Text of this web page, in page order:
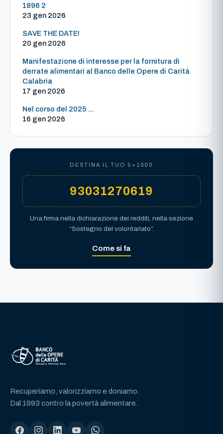
1896 2
23 gen 2026
SAVE THE DATE!
20 gen 2026
Manifestazione di interesse per la fornitura di
derrate alimentari al Banco delle Opere di Carità
Calabria
17 gen 2026
Nel corso del 2025 ...
16 gen 2026
DESTINA IL TUO 5×1000
93031270619
Una firma nella dichiarazione dei redditi, nella sezione
“Sostegno del volontariato”.
Come si fa
Recuperiamo, valorizziamo e doniamo.
Dal 1993 contro la povertà alimentare.